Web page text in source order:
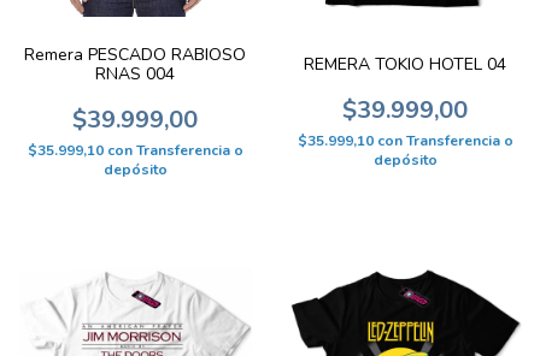
Remera PESCADO RABIOSO
RNAS 004
$39.999,00
$35.999,10 con Transferencia o
depósito
REMERA TOKIO HOTEL 04
$39.999,00
$35.999,10 con Transferencia o
depósito